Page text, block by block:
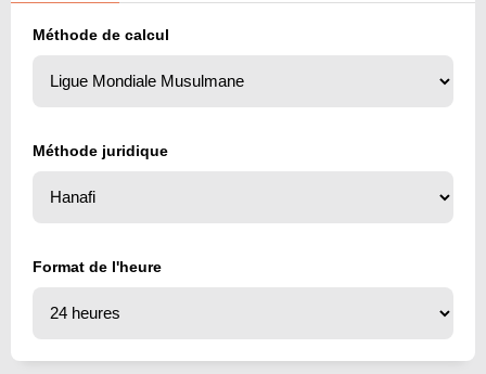
Méthode de calcul
Méthode juridique
Format de l'heure